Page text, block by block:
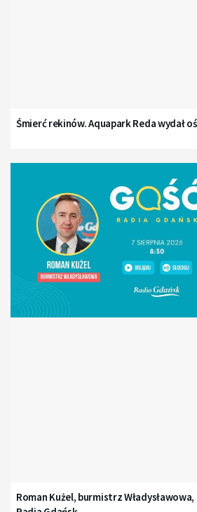
Śmierć rekinów. Aquapark Reda wydał
Roman Kużel, burmistrz